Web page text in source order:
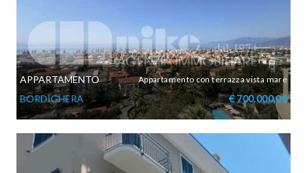
APPARTAMENTO
BORDIGHERA
Appartamento con terrazza vista mare
€ 700.000,00